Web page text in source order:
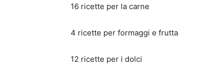
16 ricette per la carne
4 ricette per formaggi e frutta
12 ricette per i dolci